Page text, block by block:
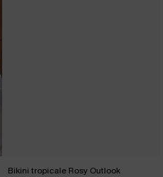
Bikini tropicale Rosy Outlook